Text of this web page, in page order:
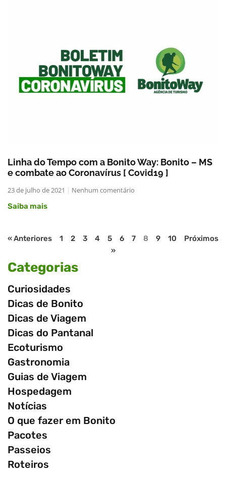
Linha do Tempo com a Bonito Way: Bonito – MS
e combate ao Coronavírus [ Covid19 ]
23 de julho de 2021
Nenhum comentário
Saiba mais
« Anteriores 1 2 3 4 5 6 7 8 9 10
Próximos
»
Categorias
Curiosidades
Dicas de Bonito
Dicas de Viagem
Dicas do Pantanal
Ecoturismo
Gastronomia
Guias de Viagem
Hospedagem
Notícias
O que fazer em Bonito
Pacotes
Passeios
Roteiros